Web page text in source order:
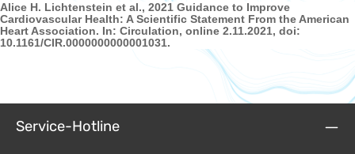
Alice H. Lichtenstein et al., 2021 Guidance to Improve
Cardiovascular Health: A Scientific Statement From the American
Heart Association. In: Circulation, online 2.11.2021, doi:
10.1161/CIR.0000000000001031.
Service-Hotline